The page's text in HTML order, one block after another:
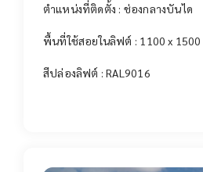
ตำแหน่งที่ติดตั้ง : ช่องกลางบันได
พื้นที่ใช้สอยในลิฟต์ : 1100 x 1500
สีปล่องลิฟต์ : RAL9016